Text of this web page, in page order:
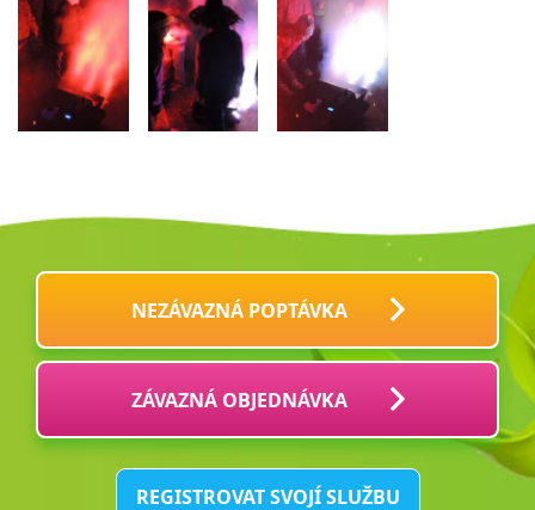
NEZÁVAZNÁ POPTÁVKA
ZÁVAZNÁ OBJEDNÁVKA
REGISTROVAT SVOJÍ SLUŽBU